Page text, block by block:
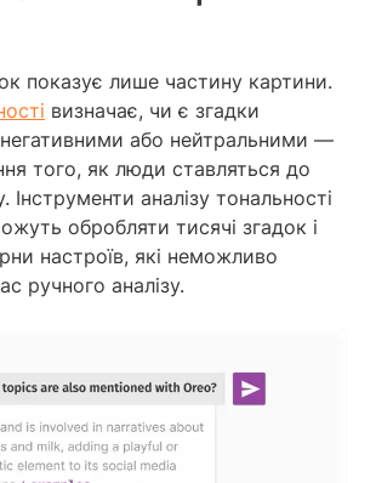
показує лише частину картини.
визначає, чи є згадки
або нейтральними —
того, як люди ставляться до
Інструменти аналізу тональності
обробляти тисячі згадок і
настроїв, які неможливо
ручного аналізу.